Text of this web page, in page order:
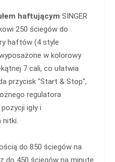
haftującym SINGER
250 ściegów do
haftów (4 style
w kolorowy
7 cali, co ułatwia
przycisk "Start & Stop",
regulatora
igły i
nitki.
do 850 ściegów na
do 450 ściegów na minutę